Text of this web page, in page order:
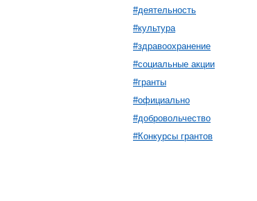
#деятельность
#культура
#здравоохранение
#социальные акции
#гранты
#официально
#добровольчество
#Конкурсы грантов